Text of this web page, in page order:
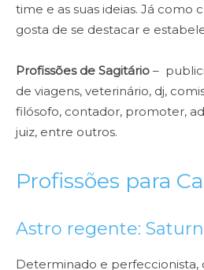
time e as suas ideias. Já como
gosta de se destacar e
Profissões de Sagitário –
de viagens, veterinário, dj,
filósofo, contador, promoter,
juiz, entre outros.
Profissões para
Astro regente:
Determinado e perfeccionista,